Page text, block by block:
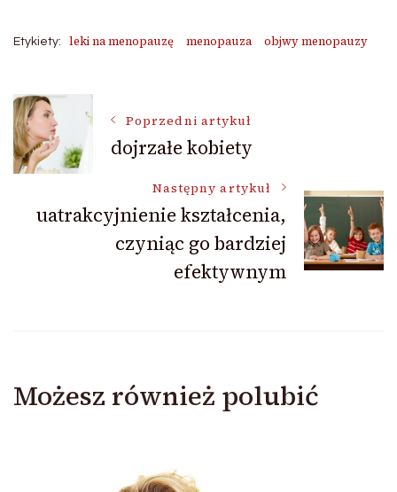
Etykiety: leki na menopauzę menopauza objwy menopauzy
Nawigacja
wpisu
Poprzedni artykuł
dojrzałe kobiety
Następny artykuł
uatrakcyjnienie kształcenia,
czyniąc go bardziej
efektywnym
Możesz również polubić